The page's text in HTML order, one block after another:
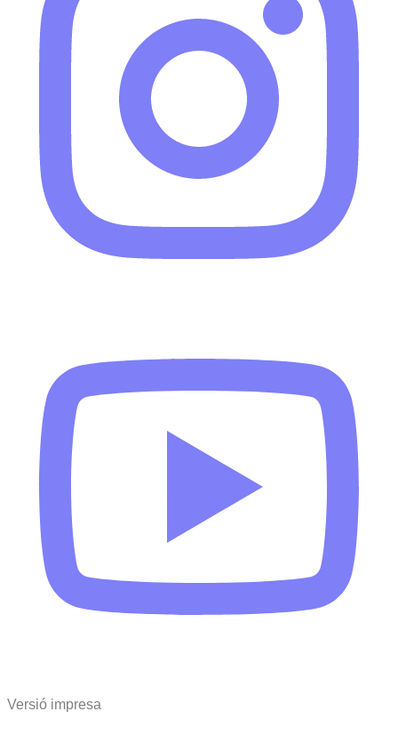
Versió impresa